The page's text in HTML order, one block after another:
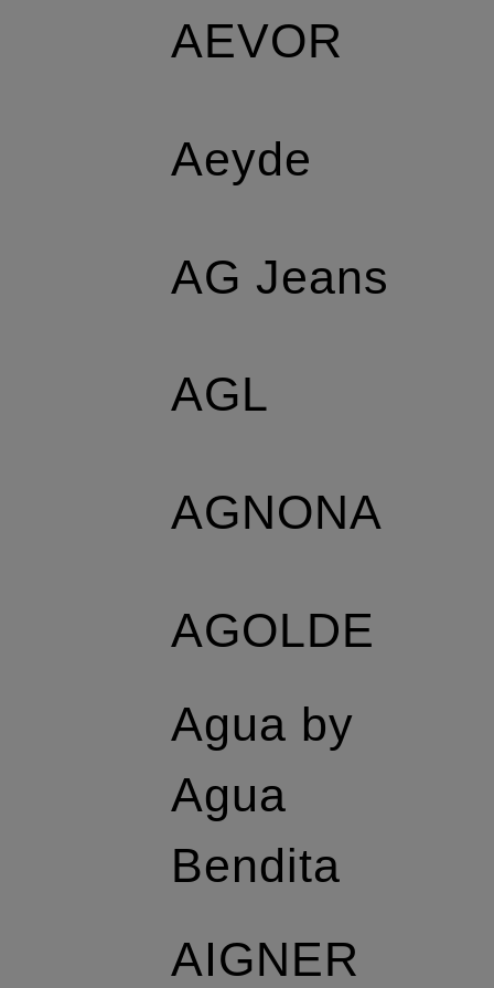
AEVOR
Aeyde
AG Jeans
AGL
AGNONA
AGOLDE
Agua by
Agua
Bendita
AIGNER